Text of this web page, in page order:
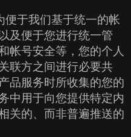
于我们基于统一的帐
及便于您进行统一管
帐号安全等，您的个人
联方之间进行必要共
品服务时所收集的您的
中用于向您提供特定内
关的、而非普遍推送的